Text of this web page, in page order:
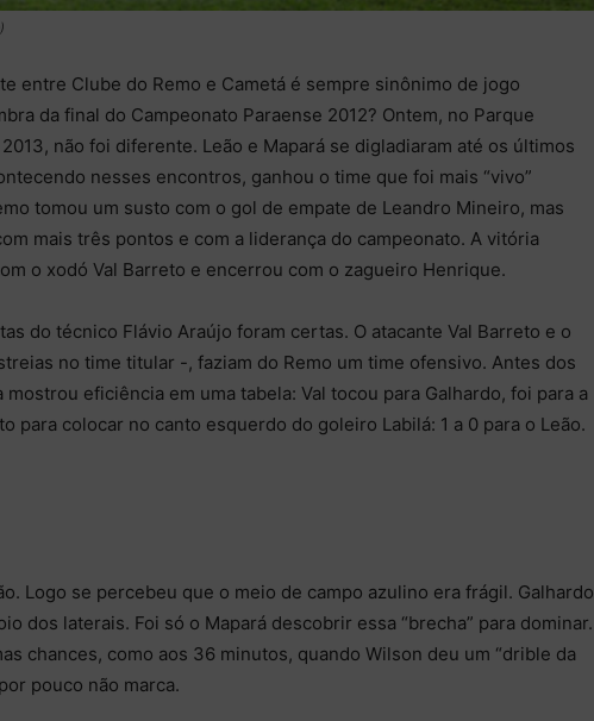
entre Clube do Remo e Cametá é sempre sinônimo de jogo
da final do Campeonato Paraense 2012? Ontem, no Parque
não foi diferente. Leão e Mapará se digladiaram até os últimos
nesses encontros, ganhou o time que foi mais “vivo”
tomou um susto com o gol de empate de Leandro Mineiro, mas
mais três pontos e com a liderança do campeonato. A vitória
o xodó Val Barreto e encerrou com o zagueiro Henrique.
do técnico Flávio Araújo foram certas. O atacante Val Barreto e o
no time titular -, faziam do Remo um time ofensivo. Antes dos
mostrou eficiência em uma tabela: Val tocou para Galhardo, foi para a
para colocar no canto esquerdo do goleiro Labilá: 1 a 0 para o Leão.
Logo se percebeu que o meio de campo azulino era frágil. Galhardo
dos laterais. Foi só o Mapará descobrir essa “brecha” para dominar.
chances, como aos 36 minutos, quando Wilson deu um “drible da
pouco não marca.